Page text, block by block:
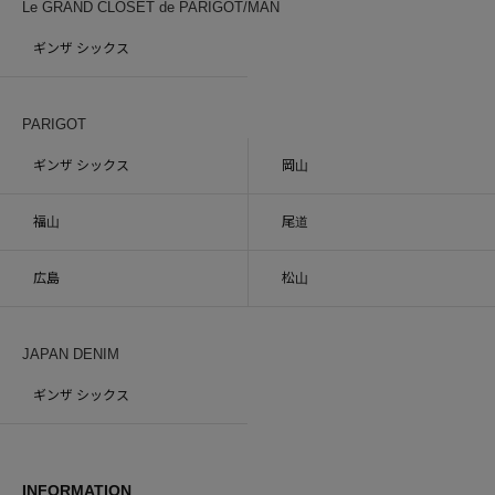
Le GRAND CLOSET de PARIGOT/MAN
ギンザ シックス
PARIGOT
ギンザ シックス 岡山
福山 尾道
広島 松山
JAPAN DENIM
ギンザ シックス
INFORMATION